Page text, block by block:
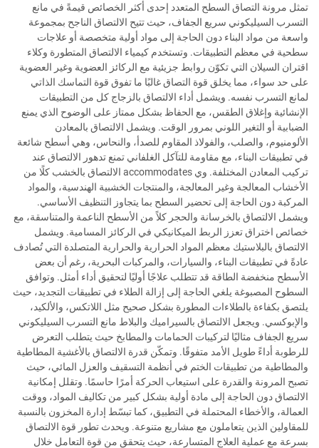
تمثل مرونة التصاق السطح المتعدد إحدى أكثر الخصائص قيمةً في مانع
التسرب السيليكوني سريع الجفاف، حيث تتيح الالتصاق الناجح بمجموعة
واسعة من مواد البناء دون الحاجة إلى مواد أولية متخصصة أو علاجات
سطحية في معظم التطبيقات. وتستخدم كيمياء الالتصاق المتطورة وكلاء
اقتران السيلان التي تكوّن روابط جزيئية مع الركائز العضوية وغير العضوية
على حد سواء، مما يخلق قوة التصاق غالبًا ما تفوق قوة التماسك الذاتي
لمانع التسرب نفسه. ويشمل أداء الالتصاق بالزجاج كل من التطبيقات
الإنشائية وإغلاق الطقس، مع الحفاظ بشكل ممتاز على الوضوح الذي يمنع
الضبابية أو التغير اللوني بمرور الوقت. ويشمل الالتصاق بالمعادن
الألومنيوم، والصلب، والفولاذ المقاوم للصدأ، والنحاس، وهي أسطح شائعة
في تطبيقات البناء، مع مقاومة للتآكل الغلفاني تمنع تدهور الالتصاق عند
تركيب المعادن المختلفة. وي accommodates الالتصاق بالخشب كلًا من
الأخشاب المعالجة وغير المعالجة، والمنتجات الخشبية الهندسية، والمواد
المركبة دون الحاجة إلى تحضير السطح بما يتجاوز التنظيف الأساسي.
ويشمل الالتصاق بالخرسانة والحجر كلاً من الأسطح الناعمة والمتناسقة، مع
خصائص اختراق تعزز الربط الميكانيكي في الركائز المسامية. ويشمل
الالتصاق بالبلاستيك معظم المواد الحرارية والحرارية المتصلدة التي تُصادف
عادةً في تطبيقات البناء، والسيارات، والمركبات البحرية، رغم أن بعض
الأسطح منخفضة الطاقة قد تتطلب علاجًا أوليًا لتحقيق أداء أمثل. وتوافق
السطوح المصبوغة يلغي الحاجة إلى إزالة الطلاء في تطبيقات التجديد، حيث
يلتصق بكفاءة بالطلاءات المطورة بشكل صحيح مثل اللاتكس، والألكيد،
والإبوكسي. ويجعل الالتصاق بالسيراميك والبلاط مانع التسرب السيليكوني
سريع الجفاف مثاليًا لتركيبات الحمامات والمطابخ حيث يتطلب التعرض
للرطوبة أداءً طويل الأمد متفوقًا. وتمكّن قدرة الالتصاق بالأغشية المطاطية
والمطاطية من تطبيقات الختم في أنظمة التسقيف والعزل المائي، حيث
تصبح المرونة والقدرة على استيعاب الحركة أمرًا حاسمًا. وتقلل إمكانية
الالتصاق دون الحاجة إلى مادة أولية بشكل كبير من تكاليف المواد، ووقت
العمالة، والأخطاء المحتملة في التطبيق، كما تبسّط إدارة المخزون بالنسبة
للمقاولين الذين يتعاملون مع مشاريع متنوعة. ويحدث تطور قوة الالتصاق
بسرعة مع عملية العلاج المتسارعة، حيث يتحقق من قوة التعامل خلال